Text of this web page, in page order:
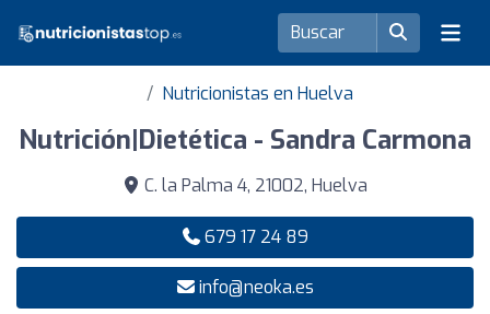
Nutricionistas en Huelva
Nutrición|Dietética - Sandra Carmona
C. la Palma 4, 21002, Huelva
679 17 24 89
info@neoka.es